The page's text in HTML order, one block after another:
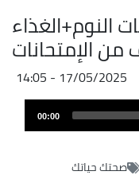
النوم+الغذاء
الإمتحانات
17/05/2025 - 14:05
00:00
صحتك حياتك